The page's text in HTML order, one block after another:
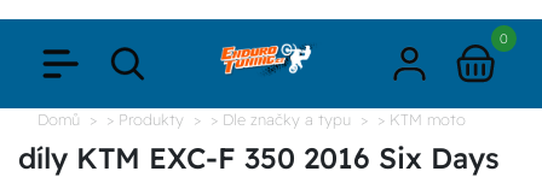
0
Domů > Produkty > Dle značky a typu > KTM moto
díly KTM EXC-F 350 2016 Six Days